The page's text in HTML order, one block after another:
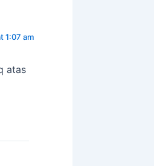
1:07 am
atas